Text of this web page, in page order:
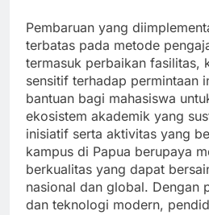
Pembaruan yang
terbatas pada metode
termasuk perbaikan fasilitas,
sensitif terhadap permintaan
bantuan bagi mahasiswa
ekosistem akademik yang
inisiatif serta aktivitas yang
kampus di Papua berupaya
berkualitas yang dapat
nasional dan global. Dengan
dan teknologi modern,